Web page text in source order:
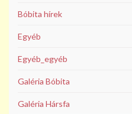
Bóbita hírek
Egyéb
Egyéb_egyéb
Galéria Bóbita
Galéria Hársfa